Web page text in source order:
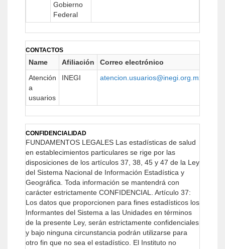
Gobierno
Federal
CONTACTOS
Name Afiliación Correo electrónico
Atención
a
usuarios
INEGI atencion.usuarios@inegi.org.mx
CONFIDENCIALIDAD
FUNDAMENTOS LEGALES Las estadísticas de salud
en establecimientos particulares se rige por las
disposiciones de los artículos 37, 38, 45 y 47 de la Ley
del Sistema Nacional de Información Estadística y
Geográfica. Toda información se mantendrá con
carácter estrictamente CONFIDENCIAL.
Artículo 37:
Los datos que proporcionen para fines estadísticos los
Informantes del Sistema a las Unidades en términos
de la presente Ley, serán estrictamente confidenciales
y bajo ninguna circunstancia podrán utilizarse para
otro fin que no sea el estadístico. El Instituto no